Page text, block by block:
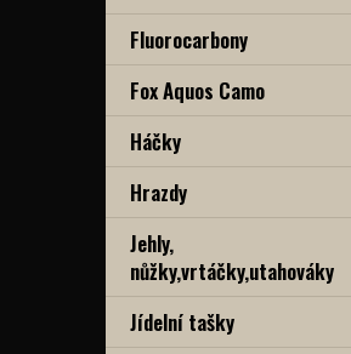
Fluorocarbony
Fox Aquos Camo
Háčky
Hrazdy
Jehly,
nůžky,vrtáčky,utahováky
Jídelní tašky